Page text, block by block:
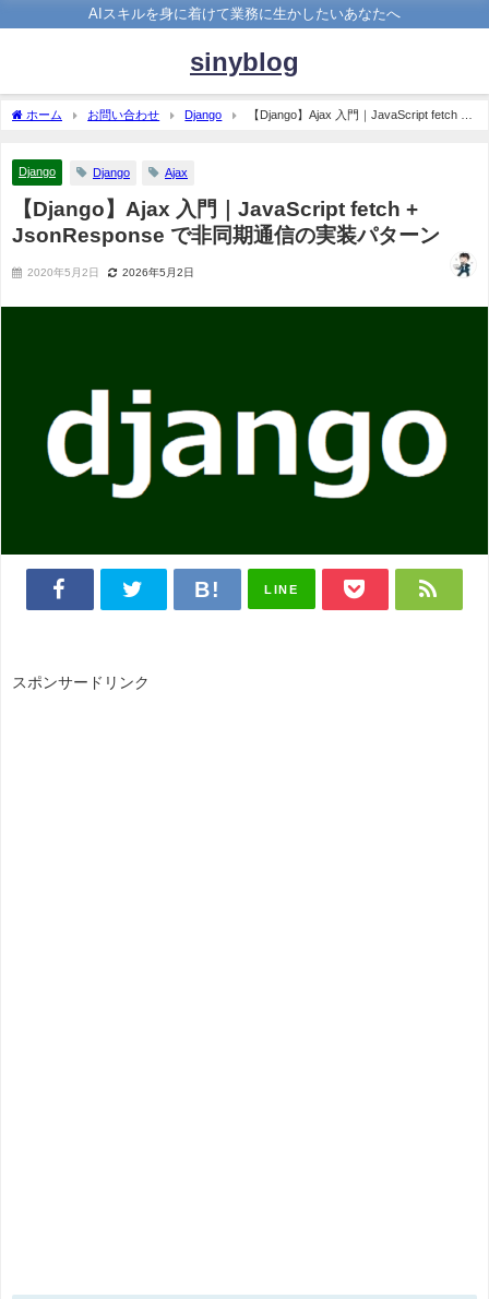
AIスキルを身に着けて業務に生かしたいあなたへ
sinyblog
ホーム お問い合わせ Django
【Django】Ajax 入門｜JavaScript fetch +
Django Django Ajax
【Django】Ajax 入門｜JavaScript fetch +
JsonResponse で非同期通信の実装パターン
2020年5月2日 2026年5月2日
LINE
スポンサードリンク